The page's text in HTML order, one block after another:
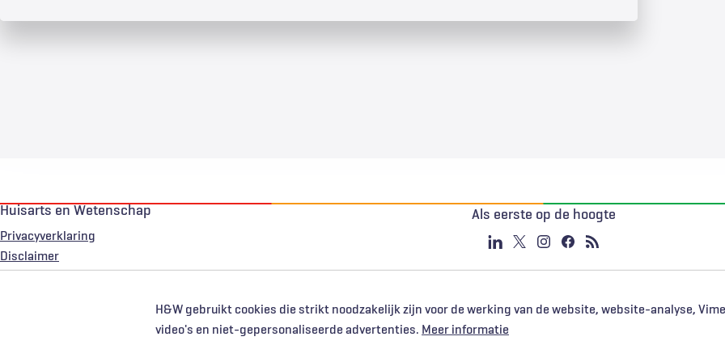
H&W gebruikt cookies die strikt noodzakelijk zijn voor de werking van de website, website-analyse,
video's en niet-gepersonaliseerde advertenties. Meer informatie
Huisarts en Wetenschap
Privacyverklaring
Voet
Disclaimer
Als eerste op de hoogte